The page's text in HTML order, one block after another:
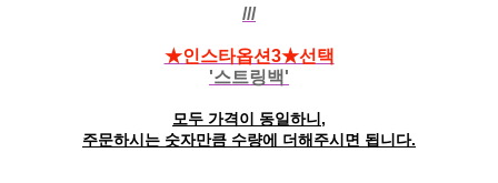
///
★인스타옵션3★선택
'스트링백'
모두 가격이 동일하니,
주문하시는 숫자만큼 수량에 더해주시면 됩니다.